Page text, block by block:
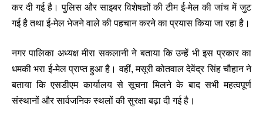
कर दी गई है। पुलिस और साइबर विशेषज्ञों की टीम ई-मेल की जांच में जुट
गई है तथा ई-मेल भेजने वाले की पहचान करने का प्रयास किया जा रहा है।
नगर पालिका अध्यक्ष मीरा सकलानी ने बताया कि उन्हें भी इस प्रकार का
धमकी भरा ई-मेल प्राप्त हुआ है। वहीं, मसूरी कोतवाल देवेंद्र सिंह चौहान ने
बताया कि एसडीएम कार्यालय से सूचना मिलने के बाद सभी महत्वपूर्ण
संस्थानों और सार्वजनिक स्थलों की सुरक्षा बढ़ा दी गई है।